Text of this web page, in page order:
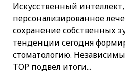
Искусственный
персонализированное
сохранение собственных
тенденции сегодня
стоматологию.
TOP подвел итоги...